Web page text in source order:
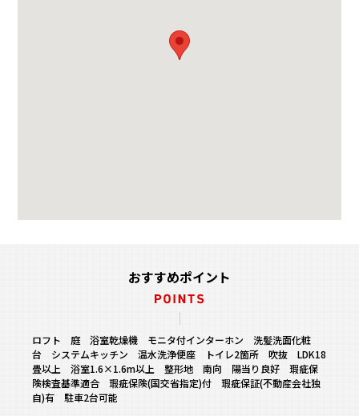
おすすめポイント
ロフト 庭 浴室乾燥機 モニタ付インターホン 洗髪洗面化粧
台 システムキッチン 温水洗浄便座 トイレ2箇所 吹抜 LDK18
畳以上 浴室1.6×1.6m以上 整形地 南向 陽当り良好 瑕疵保
険検査基準適合 瑕疵保険(国交省指定)付 瑕疵保証(不動産会社独
自)有 駐車2台可能